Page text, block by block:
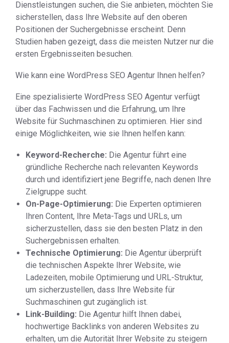
Dienstleistungen suchen, die Sie anbieten, möchten Sie
sicherstellen, dass Ihre Website auf den oberen
Positionen der Suchergebnisse erscheint. Denn
Studien haben gezeigt, dass die meisten Nutzer nur die
ersten Ergebnisseiten besuchen.
Wie kann eine WordPress SEO Agentur Ihnen helfen?
Eine spezialisierte WordPress SEO Agentur verfügt
über das Fachwissen und die Erfahrung, um Ihre
Website für Suchmaschinen zu optimieren. Hier sind
einige Möglichkeiten, wie sie Ihnen helfen kann:
Keyword-Recherche: Die Agentur führt eine
gründliche Recherche nach relevanten Keywords
durch und identifiziert jene Begriffe, nach denen Ihre
Zielgruppe sucht.
On-Page-Optimierung: Die Experten optimieren
Ihren Content, Ihre Meta-Tags und URLs, um
sicherzustellen, dass sie den besten Platz in den
Suchergebnissen erhalten.
Technische Optimierung: Die Agentur überprüft
die technischen Aspekte Ihrer Website, wie
Ladezeiten, mobile Optimierung und URL-Struktur,
um sicherzustellen, dass Ihre Website für
Suchmaschinen gut zugänglich ist.
Link-Building: Die Agentur hilft Ihnen dabei,
hochwertige Backlinks von anderen Websites zu
erhalten, um die Autorität Ihrer Website zu steigern